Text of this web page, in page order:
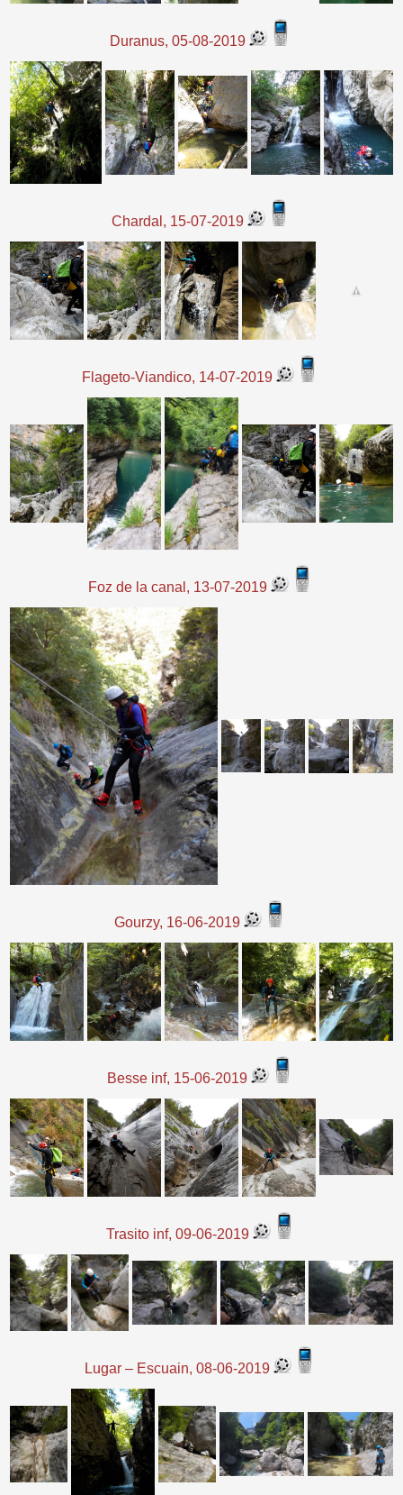
Duranus, 05-08-2019
Chardal, 15-07-2019
Flageto-Viandico, 14-07-2019
Foz de la canal, 13-07-2019
Gourzy, 16-06-2019
Besse inf, 15-06-2019
Trasito inf, 09-06-2019
Lugar – Escuain, 08-06-2019